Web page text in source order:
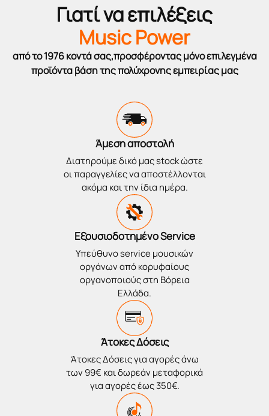
Γιατί να επιλέξεις
Music Power
από το 1976 κοντά σας,προσφέροντας μόνο επιλεγμένα
προϊόντα βάση της πολύχρονης εμπειρίας μας
Άμεση αποστολή
Διατηρούμε δικό μας stock ώστε
οι παραγγελίες να αποστέλλονται
ακόμα και την ίδια ημέρα.
Εξουσιοδοτημένο Service
Υπεύθυνο service μουσικών
οργάνων από κορυφαίους
οργανοποιούς στη Βόρεια
Ελλάδα.
Άτοκες Δόσεις
Άτοκες Δόσεις για αγορές άνω
των 99€ και δωρεάν μεταφορικά
για αγορές έως 350€.